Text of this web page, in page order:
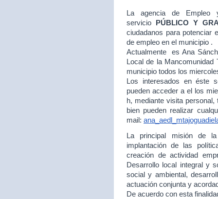
La agencia de Empleo
servicio
PÚBLICO Y
ciudadanos para potenciar
de empleo en el municipio .
Actualmente es Ana
Local de la Mancomunidad
municipio todos los
Los interesados en éste
pueden acceder a el los
h, mediante visita
bien pueden realizar
mail:
La principal misión de
implantación de las
creación de actividad
Desarrollo local integral y
social y ambiental,
actuación conjunta y
De acuerdo con esta